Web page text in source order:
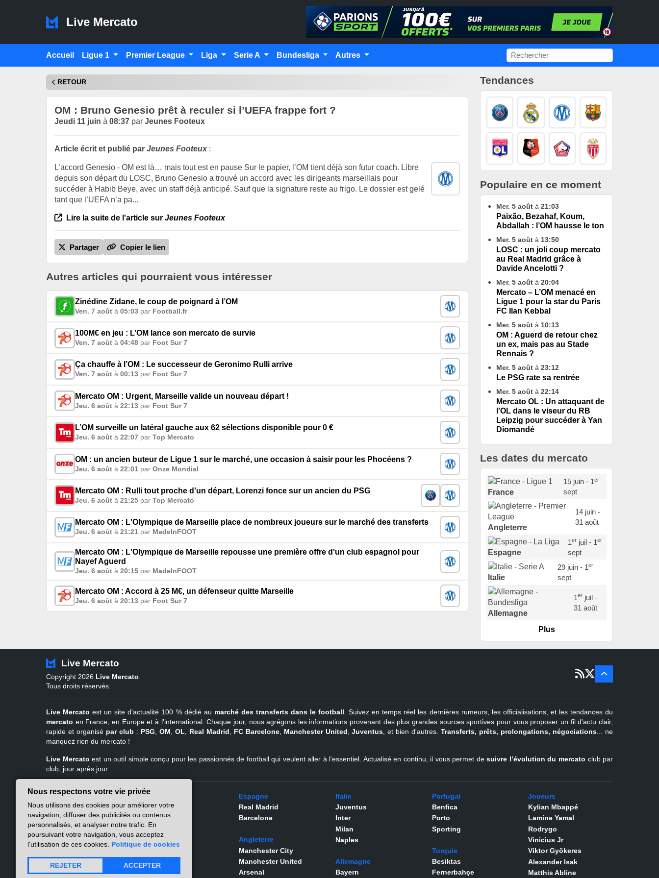
Live Mercato
Accueil Ligue 1 Premier League Liga Serie A Bundesliga Autres
RETOUR
OM : Bruno Genesio prêt à reculer si l’UEFA frappe fort ?
Jeudi 11 juin à 08:37 par Jeunes Footeux
Article écrit et publié par Jeunes Footeux :
L’accord Genesio - OM est là… mais tout est en pause Sur le papier, l’OM tient déjà son futur coach. Libre
depuis son départ du LOSC, Bruno Genesio a trouvé un accord avec les dirigeants marseillais pour
succéder à Habib Beye, avec un staff déjà anticipé. Sauf que la signature reste au frigo. Le dossier est gelé
tant que l’UEFA n’a pa...
Lire la suite de l'article sur Jeunes Footeux
Partager Copier le lien
Autres articles qui pourraient vous intéresser
Zinédine Zidane, le coup de poignard à l’OM
Ven. 7 août à 05:03 par Football.fr
100M€ en jeu : L’OM lance son mercato de survie
Ven. 7 août à 04:48 par Foot Sur 7
Ça chauffe à l’OM : Le successeur de Geronimo Rulli arrive
Ven. 7 août à 00:13 par Foot Sur 7
Mercato OM : Urgent, Marseille valide un nouveau départ !
Jeu. 6 août à 22:13 par Foot Sur 7
L’OM surveille un latéral gauche aux 62 sélections disponible pour 0 €
Jeu. 6 août à 22:07 par Top Mercato
OM : un ancien buteur de Ligue 1 sur le marché, une occasion à saisir pour les Phocéens ?
Jeu. 6 août à 22:01 par Onze Mondial
Mercato OM : Rulli tout proche d’un départ, Lorenzi fonce sur un ancien du PSG
Jeu. 6 août à 21:25 par Top Mercato
Mercato OM : L'Olympique de Marseille place de nombreux joueurs sur le marché des transferts
Jeu. 6 août à 21:21 par MadeInFOOT
Mercato OM : L'Olympique de Marseille repousse une première offre d'un club espagnol pour
Nayef Aguerd
Jeu. 6 août à 20:15 par MadeInFOOT
Mercato OM : Accord à 25 M€, un défenseur quitte Marseille
Jeu. 6 août à 20:13 par Foot Sur 7
Tendances
Populaire en ce moment
Mer. 5 août à 21:03
Paixão, Bezahaf, Koum,
Abdallah : l’OM hausse le ton
Mer. 5 août à 13:50
LOSC : un joli coup mercato
au Real Madrid grâce à
Davide Ancelotti ?
Mer. 5 août à 20:04
Mercato – L’OM menacé en
Ligue 1 pour la star du Paris
FC Ilan Kebbal
Mer. 5 août à 10:13
OM : Aguerd de retour chez
un ex, mais pas au Stade
Rennais ?
Mer. 5 août à 23:12
Le PSG rate sa rentrée
Mer. 5 août à 22:14
Mercato OL : Un attaquant de
l'OL dans le viseur du RB
Leipzig pour succéder à Yan
Diomandé
Les dates du mercato
France
15 juin - 1er
sept
Angleterre
14 juin -
31 août
Espagne
1erjuil - 1er
sept
Italie
29 juin - 1er
sept
Allemagne
1erjuil -
31 août
Portugal
15 sept
sept
Turquie
sept
Belgique
er
juil -
31 août
Plus
Live Mercato
Copyright 2026 Live Mercato.
Tous droits réservés.
Live Mercato est un site d'actualité 100 % dédié au marché des transferts dans le football . Suivez en temps réel les dernières rumeurs, les officialisations, et les tendances du
mercato en France, en Europe et à l'international. Chaque jour, nous agrégons les informations provenant des plus grandes sources sportives pour vous proposer un fil d'actu clair,
rapide et organisé par club : PSG OM OL Real Madrid FC Barcelone, Manchester United ,Juventus , et bien d'autres.Transferts, prêts, prolongations, négociations ... ne
manquez rien du mercato !
Live Mercato est un outil simple conçu pour les passionnés de football qui veulent aller à l'essentiel. Actualisé en continu, il vous permet desuivre l’évolution du mercato club par
club, jour après jour.
Live Mercato
A propos
Nous contacter
Mentions légales
Atlas des flux RSS
Ligue 1
PSG
Marseille
Lyon
Lille
Nantes
Rennes
Espagne
Real Madrid
Barcelone
Angleterre
Manchester City
Manchester United
Arsenal
Italie
Juventus
Inter
Milan
Naples
Allemagne
Bayern
Portugal
Benfica
Porto
Sporting
Turquie
Besiktas
Fernerbahçe
Joueurs
Kylian Mbappé
Lamine Yamal
Rodrygo
Vinicius Jr
Viktor Gyökeres
Alexander Isak
Matthis Abline
Nous respectons votre vie privée
Nous utilisons des cookies pour améliorer votre
navigation, diffuser des publicités ou contenus
personnalisés, et analyser notre trafic. En
poursuivant votre navigation, vous acceptez
l'utilisation de ces cookies. Politique de cookies
REJETER ACCEPTER